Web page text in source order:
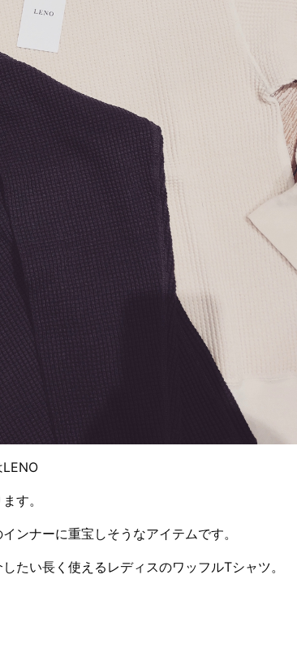
す。
ンナーに重宝しそうなアイテムです。
たい長く使えるレディスのワッフルTシャツ。